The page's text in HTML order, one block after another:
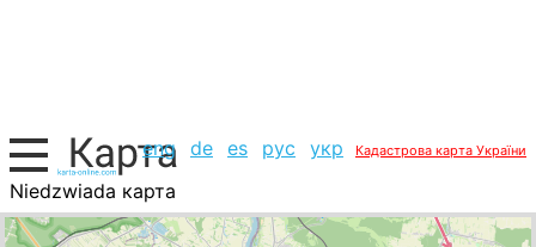
eng de es рус укр Кадастрова карта України
Niedzwiada карта
Польща, список міст